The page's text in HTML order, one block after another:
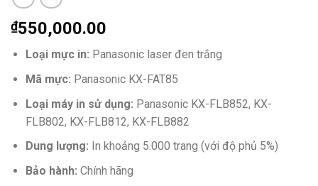
₫550,000.00
Loại mực in: Panasonic laser đen trắng
Mã mực: Panasonic KX-FAT85
Loại máy in sử dụng: Panasonic KX-FLB852, KX-
FLB802, KX-FLB812, KX-FLB882
Dung lượng: In khoảng 5.000 trang (với độ phủ 5%)
Bảo hành: Chính hãng